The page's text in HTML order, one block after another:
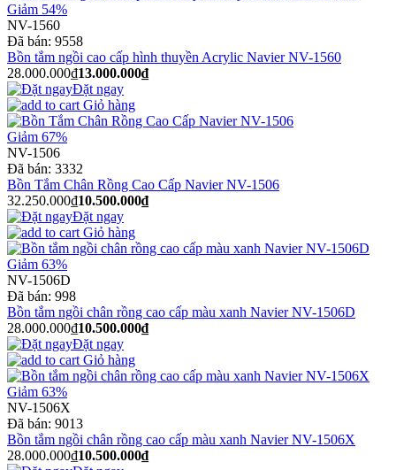
Giảm 54%
NV-1560
Đã bán: 9558
Bồn tắm ngồi cao cấp hình thuyền Acrylic Navier NV-1560
28.000.000₫13.000.000₫
Đặt ngay
Giỏ hàng
Giảm 67%
NV-1506
Đã bán: 3332
Bồn Tắm Chân Rồng Cao Cấp Navier NV-1506
32.250.000₫10.500.000₫
Đặt ngay
Giỏ hàng
Giảm 63%
NV-1506D
Đã bán: 998
Bồn tắm ngồi chân rồng cao cấp màu xanh Navier NV-1506D
28.000.000₫10.500.000₫
Đặt ngay
Giỏ hàng
Giảm 63%
NV-1506X
Đã bán: 9013
Bồn tắm ngồi chân rồng cao cấp màu xanh Navier NV-1506X
28.000.000₫10.500.000₫